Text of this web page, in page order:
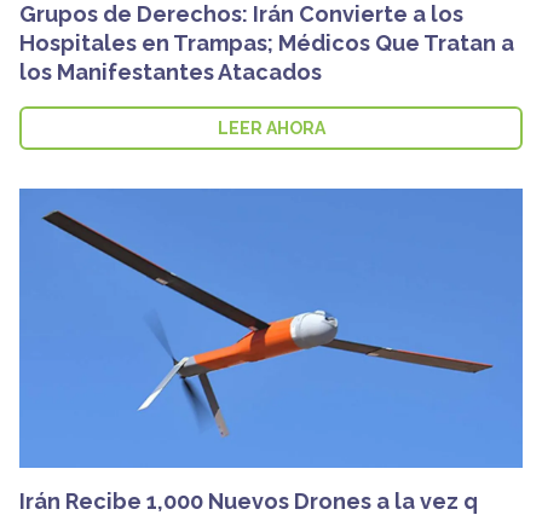
Grupos de Derechos: Irán Convierte a los
Hospitales en Trampas; Médicos Que Tratan a
los Manifestantes Atacados
LEER AHORA
Irán Recibe 1,000 Nuevos Drones a la vez q